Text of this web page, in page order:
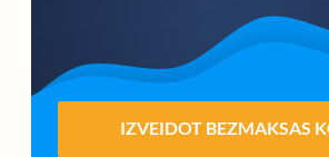
IZVEIDOT BEZMAKSAS